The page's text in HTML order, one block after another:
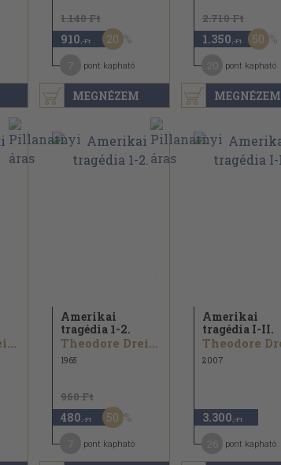
MEGNÉZEM
1.140 Ft
910 ,-Ft 20
pont kapható
MEGNÉZEM
2.710 Ft
1.350 ,-Ft 50
pont kapható
Theodore Dreiser
Amerikai
tragédia 1-2.
Theodore Dreiser
1965
960 Ft
480 ,-Ft 50
pont kapható
Amerikai
tragédia I-II.
2007
3.300 ,-Ft
pont kapható